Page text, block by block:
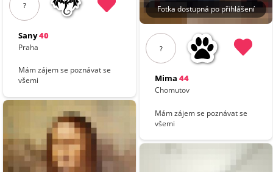
?
Sany40
Praha
Mám zájem se poznávat se
všemi
Fotka dostupná po přihlášení
?
Mima 44
Chomutov
Mám zájem se poznávat se
všemi